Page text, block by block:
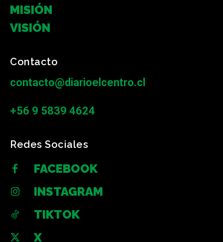
MISIÓN
VISIÓN
Contacto
contacto@diarioelcentro.cl
+56 9 5839 4624
Redes Sociales
FACEBOOK
INSTAGRAM
TIKTOK
X